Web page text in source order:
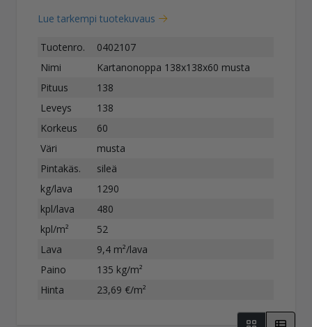
Lue tarkempi tuotekuvaus
Tuotenro.
0402107
Nimi
Kartanonoppa 138x138x60 musta
Pituus
138
Leveys
138
Korkeus
60
Väri
musta
Pintakäs.
sileä
kg/lava
1290
kpl/lava
480
kpl/m²
52
Lava
9,4 m²/lava
Paino
135 kg/m²
Hinta
23,69 €/m²